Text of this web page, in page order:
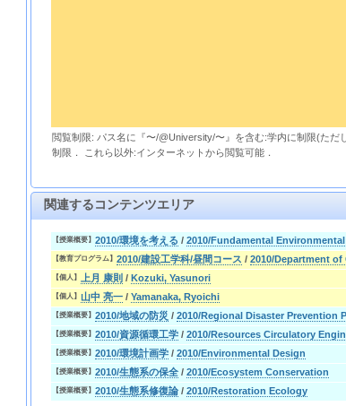
閲覧制限: パス名に『〜/@University/〜』を含む:学内に制限(た
制限． これら以外:インターネットから閲覧可能．
関連するコンテンツエリア
【授業概要】2010/環境を考える /2010/Fundamental
【教育プログラム】2010/建設工学科/昼間コース /2010/Department
【個人】 上月 康則 /Kozuki, Yasunori
【個人】山中 亮一 /Yamanaka, Ryoichi
【授業概要】2010/地域の防災 /2010/Regional Disaster Prevention
【授業概要】2010/資源循環工学 /2010/Resources Circulatory
【授業概要】2010/環境計画学 /2010/Environmental Design
【授業概要】2010/生態系の保全 /2010/Ecosystem Conservation
【授業概要】2010/生態系修復論 /2010/Restoration Ecology